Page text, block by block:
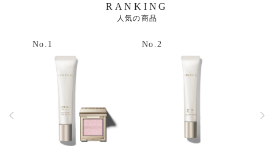
RANKING
人気の商品
No.1 No.2